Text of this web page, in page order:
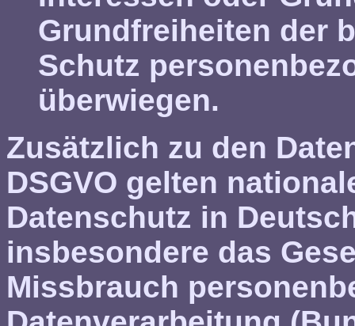
Grundfreiheiten der
Schutz
überwiegen.
Zusätzlich zu den
DSGVO gelten
Datenschutz in
insbesondere das
Missbrauch